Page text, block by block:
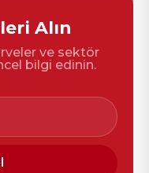
Alın
ve sektör
bilgi edinin.